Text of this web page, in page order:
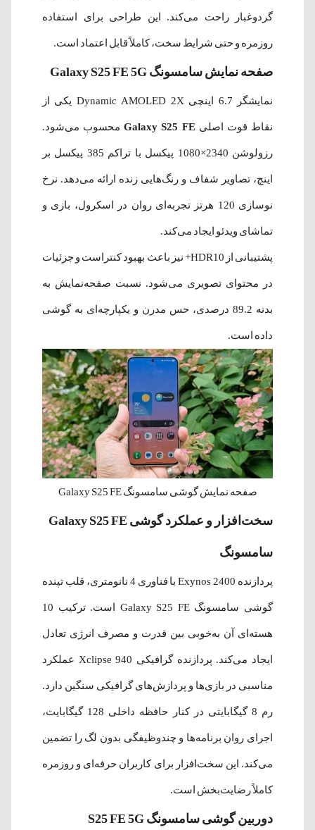
گردوغبار راحت می‌کند. این طراحی برای استفاده
روزمره و حتی شرایط سخت، کاملاً قابل اعتماد است.
صفحه نمایش سامسونگ Galaxy S25 FE 5G
نمایشگر 6.7 اینچی Dynamic AMOLED 2X یکی از
نقاط قوت اصلیGalaxy S25 FEمحسوب می‌شود.
رزولوشن 2340×1080 پیکسل با تراکم 385 پیکسل بر
اینچ، تصاویر شفاف و رنگ‌هایی زنده ارائه می‌دهد. نرخ
نوسازی 120 هرتز تجربه‌ای روان در اسکرول، بازی و
تماشای ویدئو ایجاد می‌کند.
پشتیبانی از HDR10+ نیز باعث بهبود کنتراست و جزئیات
در محتوای تصویری می‌شود. نسبت صفحه‌نمایش به
بدنه 89.2 درصدی، حس مدرن و یکپارچه‌ای به گوشی
داده است.
صفحه نمایش گوشی سامسونگ Galaxy S25 FE
سخت‌افزار و عملکرد گوشی Galaxy S25 FE
سامسونگ
پردازنده Exynos 2400 با فناوری 4 نانومتری، قلب تپنده
گوشی سامسونگ Galaxy S25 FE است. ترکیب 10
هسته‌ای آن به‌خوبی بین قدرت و مصرف انرژی تعادل
ایجاد می‌کند. پردازنده گرافیکی Xclipse 940 عملکرد
مناسبی در بازی‌ها و پردازش‌های گرافیکی سنگین دارد.
رم 8 گیگابایتی در کنار حافظه داخلی 128 گیگابایت،
اجرای روان برنامه‌ها و چندوظیفگی بدون لگ را تضمین
می‌کند. این سخت‌افزار برای کاربران حرفه‌ای و روزمره
کاملاً رضایت‌بخش است.
دوربین گوشی سامسونگ S25 FE 5G